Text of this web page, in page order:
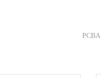
PCBA